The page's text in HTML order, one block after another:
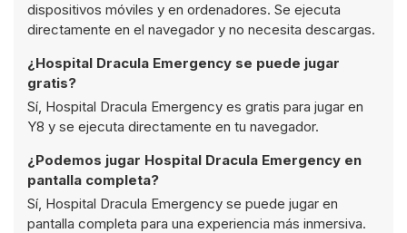
dispositivos móviles y en ordenadores. Se ejecuta
directamente en el navegador y no necesita descargas.
¿Hospital Dracula Emergency se puede jugar
gratis?
Sí, Hospital Dracula Emergency es gratis para jugar en
Y8 y se ejecuta directamente en tu navegador.
¿Podemos jugar Hospital Dracula Emergency en
pantalla completa?
Sí, Hospital Dracula Emergency se puede jugar en
pantalla completa para una experiencia más inmersiva.